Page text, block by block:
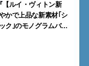
【ルイ・ヴィトン新
かで上品な新素材｢シ
ク｣のモノグラムバッ